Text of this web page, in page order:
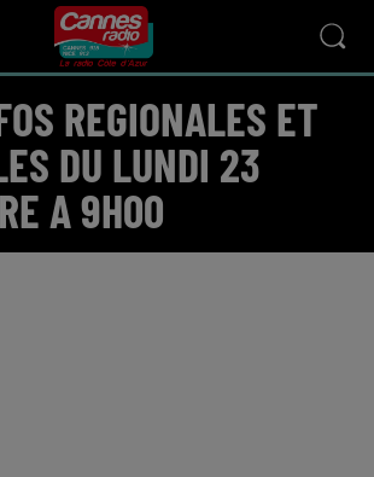
REGIONALES ET
DU LUNDI 23
A 9H00